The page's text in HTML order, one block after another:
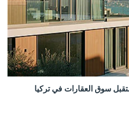
سوق العقارات في تركيا